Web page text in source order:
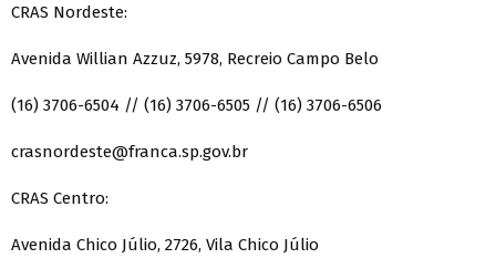
CRAS Nordeste:
Avenida Willian Azzuz, 5978, Recreio Campo Belo
(16) 3706-6504 // (16) 3706-6505 // (16) 3706-6506
crasnordeste@franca.sp.gov.br
CRAS Centro:
Avenida Chico Júlio, 2726, Vila Chico Júlio